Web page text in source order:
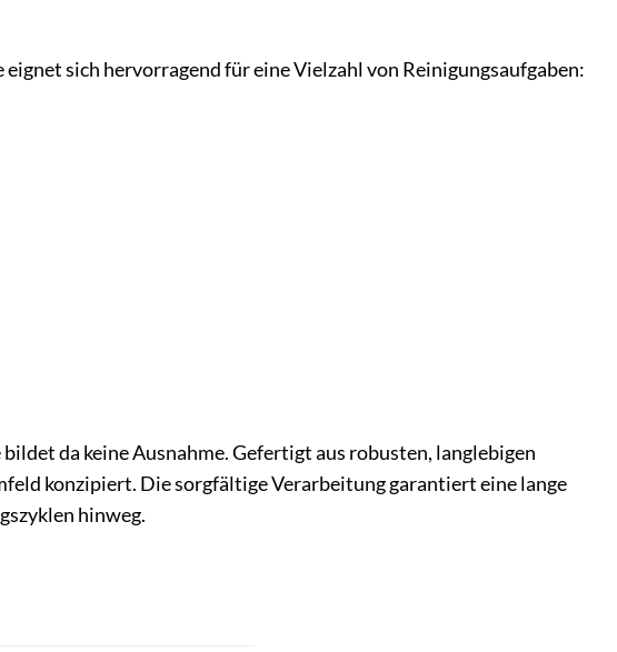
sich hervorragend für eine Vielzahl von Reinigungsaufgaben:
da keine Ausnahme. Gefertigt aus robusten, langlebigen
konzipiert. Die sorgfältige Verarbeitung garantiert eine lange
hinweg.